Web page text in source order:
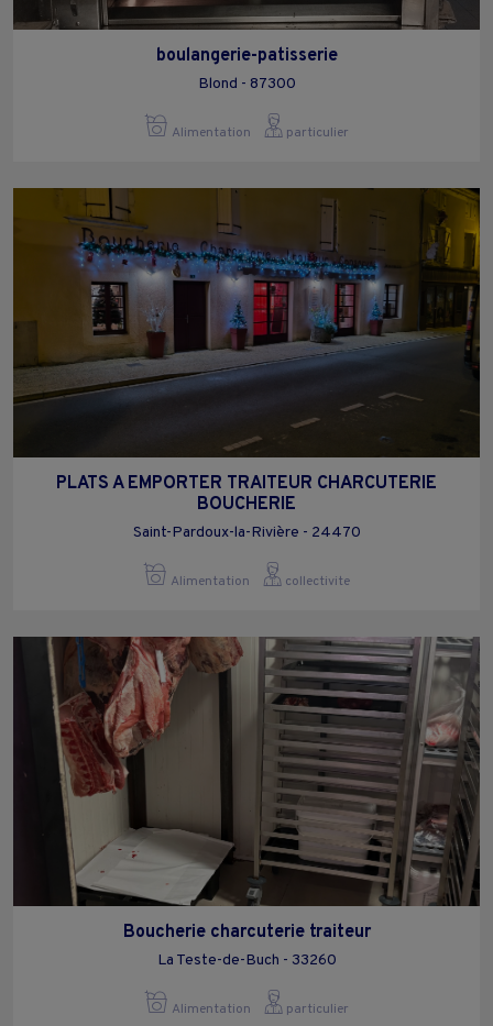
boulangerie-patisserie
Blond - 87300
Alimentation particulier
PLATS A EMPORTER TRAITEUR CHARCUTERIE
BOUCHERIE
Saint-Pardoux-la-Rivière - 24470
Alimentation collectivite
Boucherie charcuterie traiteur
La Teste-de-Buch - 33260
Alimentation particulier